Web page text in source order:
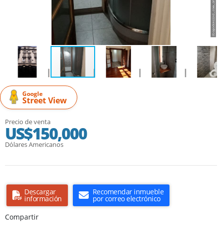
Google
Street View
Precio de venta
US$150,000
Dólares Americanos
Descargar
información
Recomendar inmueble
por correo electrónico
Compartir